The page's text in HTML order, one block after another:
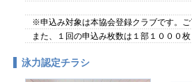
※申込み対象は本協会登録クラブです。ご
また、１回の申込み枚数は１部１０００枚
泳力認定チラシ